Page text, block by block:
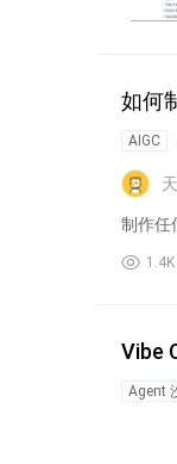
如何
AIGC
制作任
1.4K
Vibe
Agent